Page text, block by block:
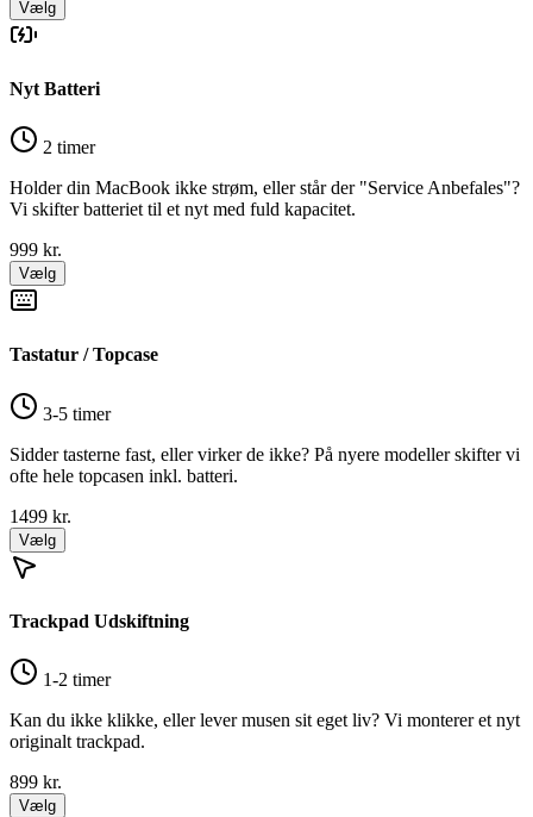
Vælg
Nyt Batteri
2 timer
Holder din MacBook ikke strøm, eller står der "Service Anbefales"?
Vi skifter batteriet til et nyt med fuld kapacitet.
999 kr.
Vælg
Tastatur / Topcase
3-5 timer
Sidder tasterne fast, eller virker de ikke? På nyere modeller skifter vi
ofte hele topcasen inkl. batteri.
1499 kr.
Vælg
Trackpad Udskiftning
1-2 timer
Kan du ikke klikke, eller lever musen sit eget liv? Vi monterer et nyt
originalt trackpad.
899 kr.
Vælg